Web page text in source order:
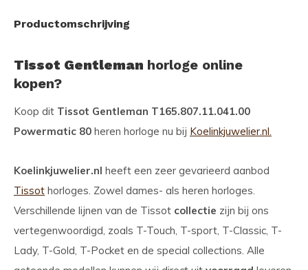
Productomschrijving
Tissot Gentleman horloge online
kopen?
Koop dit Tissot Gentleman T165.807.11.041.00
Powermatic 80 heren horloge nu bij Koelinkjuwelier.nl.
Koelinkjuwelier.nl heeft een zeer gevarieerd aanbod
Tissot horloges. Zowel dames- als heren horloges.
Verschillende lijnen van de Tissot collectie zijn bij ons
vertegenwoordigd, zoals T-Touch, T-sport, T-Classic, T-
Lady, T-Gold, T-Pocket en de special collections. Alle